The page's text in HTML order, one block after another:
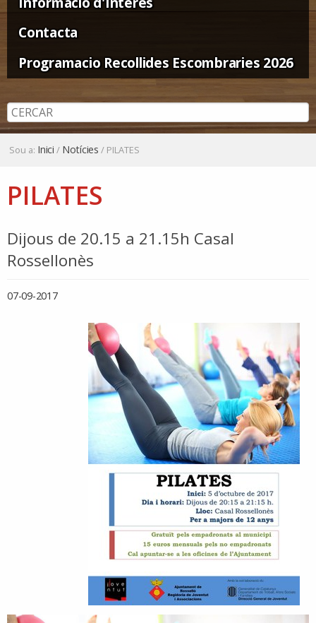
Contacta
Programacio Recollides Escombraries 2026
Sou a: Inici / Notícies / PILATES
PILATES
Dijous de 20.15 a 21.15h Casal
Rossellonès
07-09-2017